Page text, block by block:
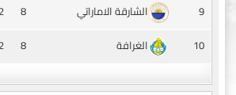
9
الشارقة الاماراتي 8
2
10
الغرافة 8
2